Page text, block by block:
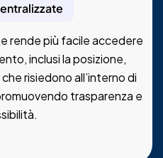
rende più facile accedere
inclusi la posizione,
risiedono all’interno di
trasparenza e